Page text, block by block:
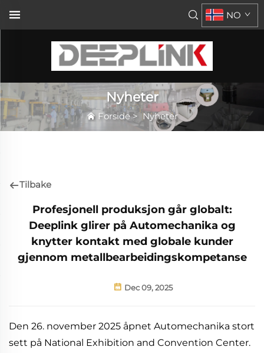
NO
Nyheter
Forside> Nyheter
Tilbake
Profesjonell produksjon går globalt:
Deeplink glirer på Automechanika og
knytter kontakt med globale kunder
gjennom metallbearbeidingskompetanse
Dec 09, 2025
Den 26. november 2025 åpnet Automechanika stort
sett på National Exhibition and Convention Center.